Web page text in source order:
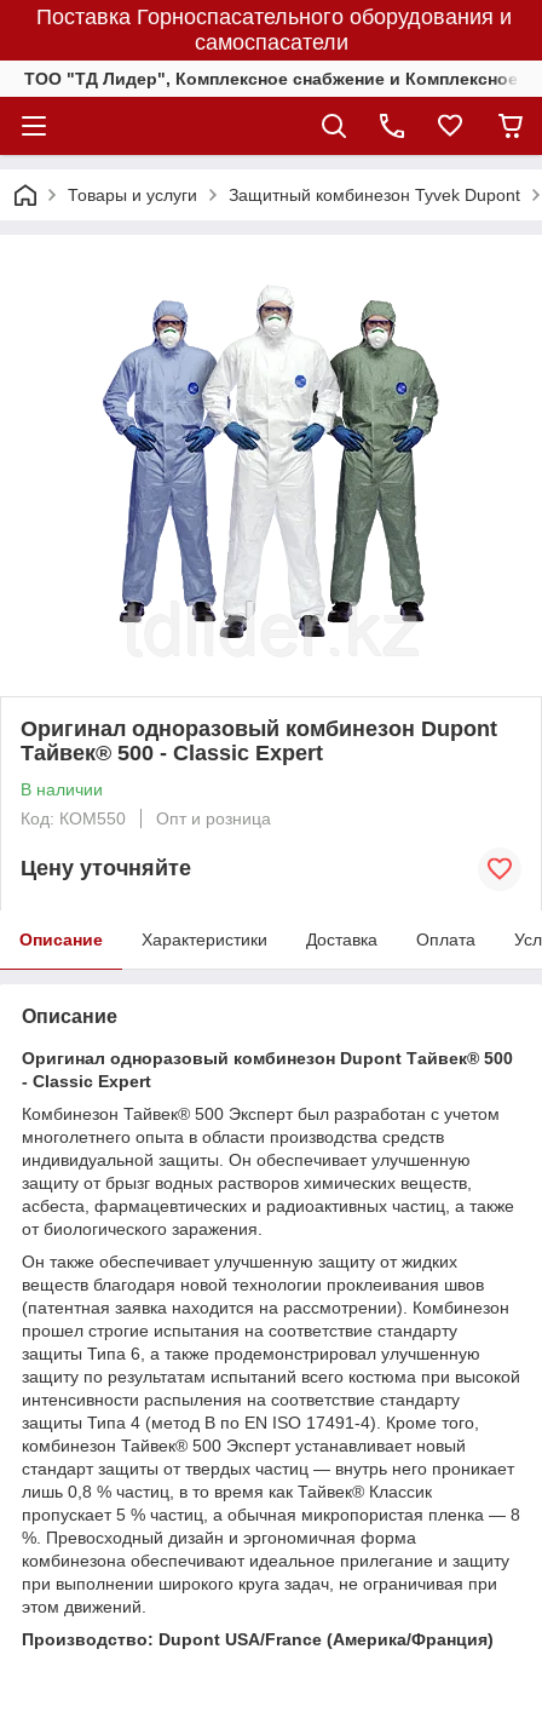
Поставка Горноспасательного оборудования и
самоспасатели
ТОО "ТД Лидер", Комплексное снабжение и Комплексное
Товары и услуги Защитный комбинезон Tyvek Dupont
Оригинал одноразовый комбинезон Dupont
Тайвек® 500 - Classic Expert
В наличии
Код: КОМ550
Опт и розница
Цену уточняйте
Описание Характеристики Доставка Оплата
Описание
Оригинал одноразовый комбинезон Dupont Тайвек® 500
- Classic Expert
Комбинезон Тайвек® 500 Эксперт был разработан с учетом
многолетнего опыта в области производства средств
индивидуальной защиты. Он обеспечивает улучшенную
защиту от брызг водных растворов химических веществ,
асбеста, фармацевтических и радиоактивных частиц, а также
от биологического заражения.
Он также обеспечивает улучшенную защиту от жидких
веществ благодаря новой технологии проклеивания швов
(патентная заявка находится на рассмотрении). Комбинезон
прошел строгие испытания на соответствие стандарту
защиты Типа 6, а также продемонстрировал улучшенную
защиту по результатам испытаний всего костюма при высокой
интенсивности распыления на соответствие стандарту
защиты Типа 4 (метод B по EN ISO 17491-4). Кроме того,
комбинезон Тайвек® 500 Эксперт устанавливает новый
стандарт защиты от твердых частиц — внутрь него проникает
лишь 0,8 % частиц, в то время как Тайвек® Классик
пропускает 5 % частиц, а обычная микропористая пленка — 8
%. Превосходный дизайн и эргономичная форма
комбинезона обеспечивают идеальное прилегание и защиту
при выполнении широкого круга задач, не ограничивая при
этом движений.
Производство: Dupont USA/France (Америка/Франция)